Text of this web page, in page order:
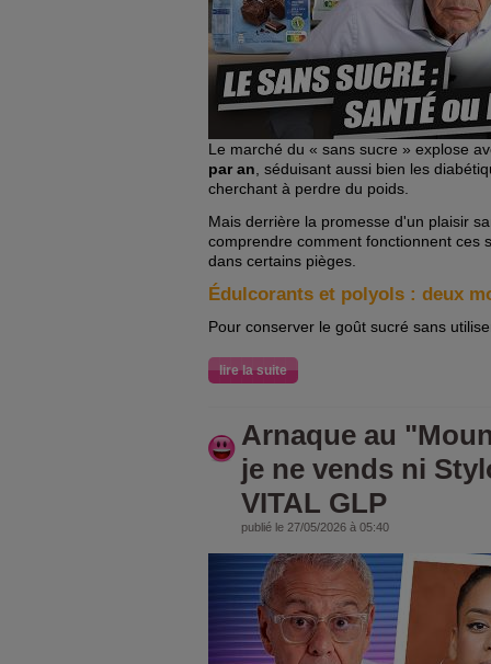
Le marché du « sans sucre » explose
par an , séduisant aussi bien les
cherchant à perdre du poids.
Mais derrière la promesse d'un plaisir
comprendre comment fonctionnent ces
dans certains pièges.
Édulcorants et polyols : deux
Pour conserver le goût sucré sans
lire la suite
Arnaque au
je ne vends ni
VITAL GLP
publié le 27/05/2026 à 05:40